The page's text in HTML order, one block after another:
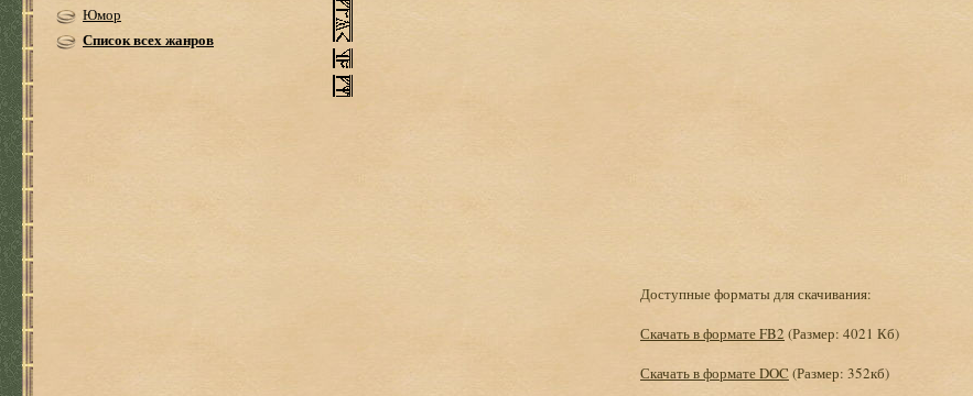
Юмор
Список всех жанров
Доступные форматы для скачивания:
Скачать в формате FB2 (Размер: 4021 Кб)
Скачать в формате DOC (Размер: 352кб)